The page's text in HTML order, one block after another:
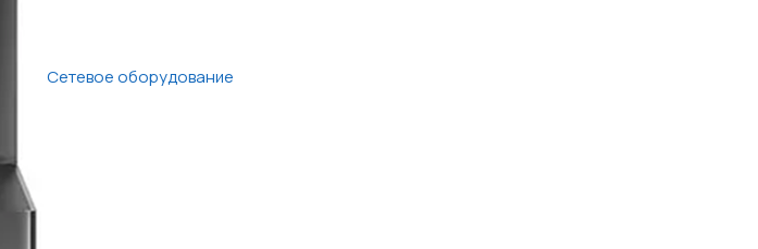
Сетевое оборудование